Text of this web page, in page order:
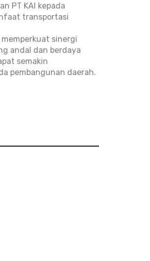
PT KAI kepada
transportasi
sinergi
andal dan berdaya
semakin
pembangunan daerah.